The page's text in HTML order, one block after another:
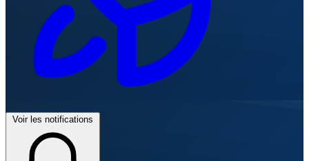
Voir les notifications